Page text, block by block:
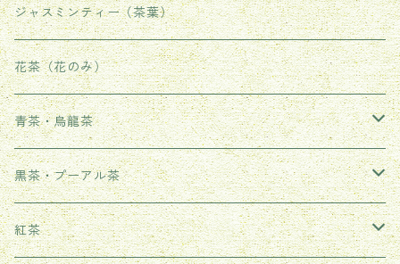
ジャスミンティー（茶葉）
花茶（花のみ）
青茶・烏龍茶
武夷岩茶
鳳凰単叢
黒茶・プーアル茶
生茶
紅茶